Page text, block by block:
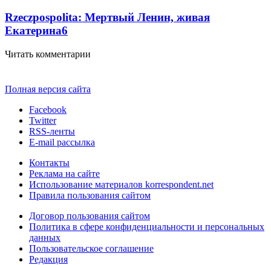
Rzeczpospolita: Мертвый Ленин, живая
Екатерина6
Читать комментарии
Полная версия сайта
Facebook
Twitter
RSS-ленты
E-mail рассылка
Контакты
Реклама на сайте
Использование материалов korrespondent.net
Правила пользования сайтом
Договор пользования сайтом
Политика в сфере конфиденциальности и персональных
данных
Пользовательское соглашение
Редакция